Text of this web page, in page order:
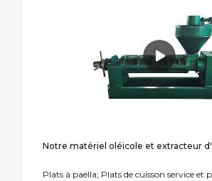
Notre matériel oléicole et extracteur
Plats à paëlla; Plats de cuisson service et